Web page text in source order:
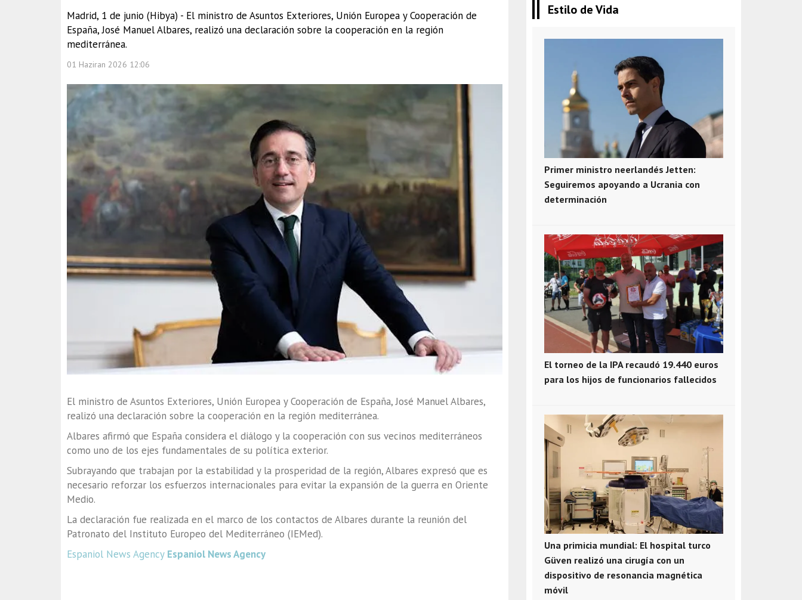
Madrid, 1 de junio (Hibya) - El ministro de Asuntos Exteriores, Unión Europea y Cooperación de
España, José Manuel Albares, realizó una declaración sobre la cooperación en la región
mediterránea.
01 Haziran 2026 12:06
El ministro de Asuntos Exteriores, Unión Europea y Cooperación de España, José Manuel Albares,
realizó una declaración sobre la cooperación en la región mediterránea.
Albares afirmó que España considera el diálogo y la cooperación con sus vecinos mediterráneos
como uno de los ejes fundamentales de su política exterior.
Subrayando que trabajan por la estabilidad y la prosperidad de la región, Albares expresó que es
necesario reforzar los esfuerzos internacionales para evitar la expansión de la guerra en Oriente
Medio.
La declaración fue realizada en el marco de los contactos de Albares durante la reunión del
Patronato del Instituto Europeo del Mediterráneo (IEMed).
Espaniol News Agency Espaniol News Agency
Estilo de Vida
Primer ministro neerlandés Jetten:
Seguiremos apoyando a Ucrania con
determinación
El torneo de la IPA recaudó 19.440 euros
para los hijos de funcionarios fallecidos
Una primicia mundial: El hospital turco
Güven realizó una cirugía con un
dispositivo de resonancia magnética
móvil